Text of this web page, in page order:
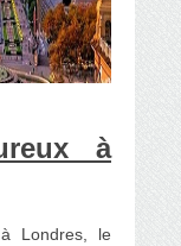
à
Londres, le